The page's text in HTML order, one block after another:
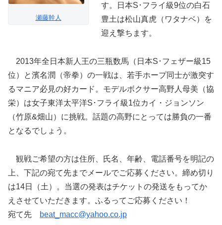
瀬藤幹人
す。日本S･フライ級9位の白石
豊土は松山真虎（ワタナベ）を
迎え撃ちます。
2013年全日本新人王の三瓶数馬（日本S･フェザー級15
位）と濱名潤（帝拳）の一戦は、若手ホープ同士が激突す
るマニア必見の好カード。モデルボクサー高野人母美（協
栄）は女子東洋太平洋S･フライ級1位カイ・ジョンソン
（竹原&畑山）に挑戦。話題の高野にとっては勝負の一番
となるでしょう。
観戦ご希望の方は住所、氏名、年齢、電話番号を明記の
上、下記の宛て先までメールでご応募ください。締め切り
は14日（土）。当選の発表はチケットの発送をもってか
えさせていただきます。ふるってご応募ください！
宛て先
beat_macc@yahoo.co.jp